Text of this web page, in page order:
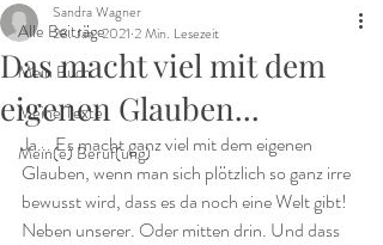
Alle Beiträge
Mein Buch
Meine Texte
Mein(e) Beruf(ung)
Das macht viel mit dem
eigenen Glauben...
Sandra Wagner
28. Jan. 2021 2 Min. Lesezeit
Ja... Es macht ganz viel mit dem eigenen
Glauben, wenn man sich plötzlich so ganz irre
bewusst wird, dass es da noch eine Welt gibt!
Neben unserer. Oder mitten drin. Und dass